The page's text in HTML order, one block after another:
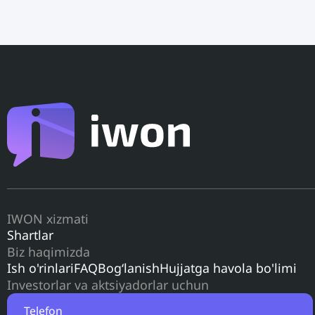
IWON xizmati
Shartlar
Biz haqimizda
Ish o'rinlariFAQBog‘lanishHujjatga havola bo'limi
Investorlar va aktsiyadorlar uchun
Telefon